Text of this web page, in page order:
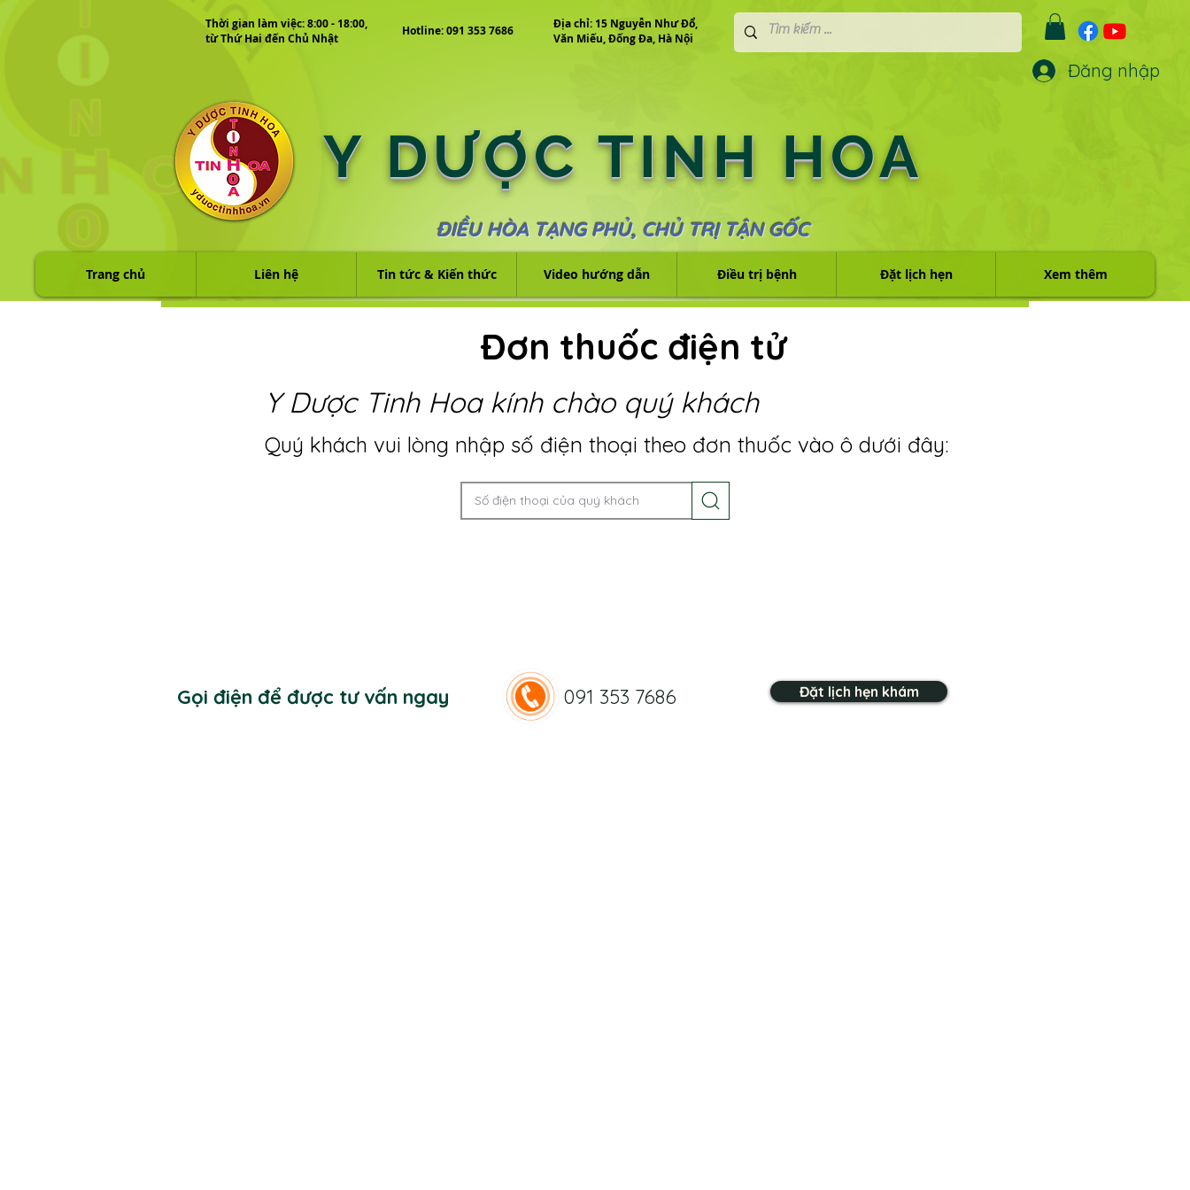
Đăng nhập
Thời gian làm việc: 8:00 - 18:00,
từ Thứ Hai đến Chủ Nhật
Hotline: 091 353 7686
Địa chỉ: 15 Nguyễn Như Đổ,
Văn Miếu, Đống Đa, Hà Nội
Y DƯỢC TINH HOA
ĐIỀU HÒA TẠNG PHỦ, CHỦ TRỊ TẬN GỐC
Trang chủ Liên hệ Tin tức & Kiến thức Video hướng dẫn Điều trị bệnh Đặt lịch hẹn Xem thêm
Đơn thuốc điện tử
Y Dược Tinh Hoa kính chào quý khách
Quý khách vui lòng nhập số điện thoại theo đơn thuốc vào ô dưới đây:
Gọi điện để được tư vấn ngay 091 353 7686 Đặt lịch hẹn khám